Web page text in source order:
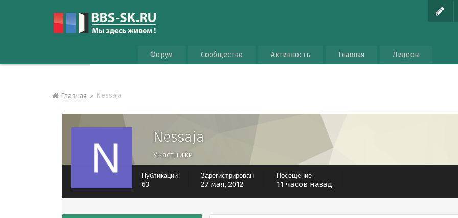
Форум Сообщество Активность Главная Лидеры
Главная Nessaja
Nessaja
Участники
Публикации
63
Зарегистрирован
27 мая, 2012
Посещение
11 часов назад